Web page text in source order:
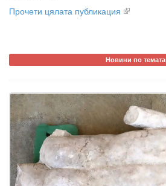
Прочети цялата публикация
Новини по темата